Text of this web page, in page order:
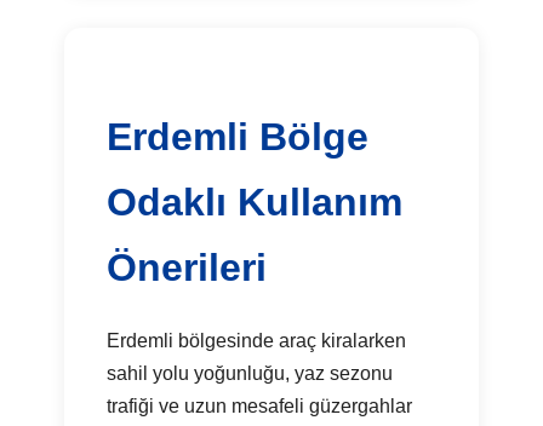
Erdemli Bölge
Odaklı Kullanım
Önerileri
Erdemli bölgesinde araç kiralarken
sahil yolu yoğunluğu, yaz sezonu
trafiği ve uzun mesafeli güzergahlar